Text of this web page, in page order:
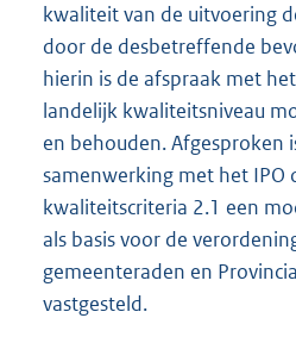
kwaliteit van de uitvoering
door de desbetreffende
hierin is de afspraak met
landelijk kwaliteitsniveau
en behouden. Afgesproken
samenwerking met het IPO
kwaliteitscriteria 2.1 een
als basis voor de
gemeenteraden en
vastgesteld.